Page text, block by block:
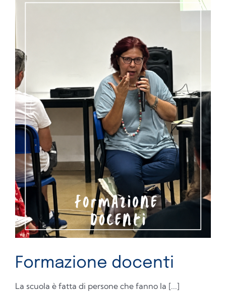
Formazione docenti
La scuola è fatta di persone che fanno la [...]